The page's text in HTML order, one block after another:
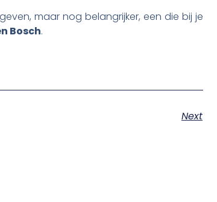
maar nog belangrijker, een die bij je
Bosch.
Next